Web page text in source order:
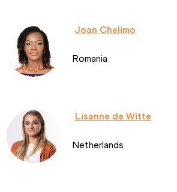
Joan Chelimo
Romania
Lisanne de Witte
Netherlands